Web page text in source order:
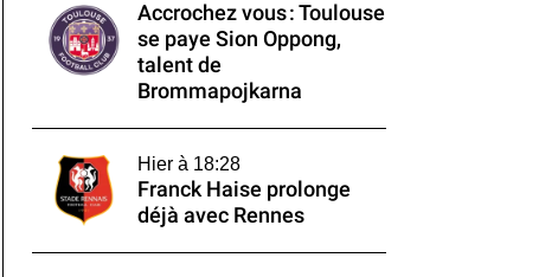
Accrochez vous : Toulouse
se paye Sion Oppong,
talent de
Brommapojkarna
Hier à 18:28
Franck Haise prolonge
déjà avec Rennes